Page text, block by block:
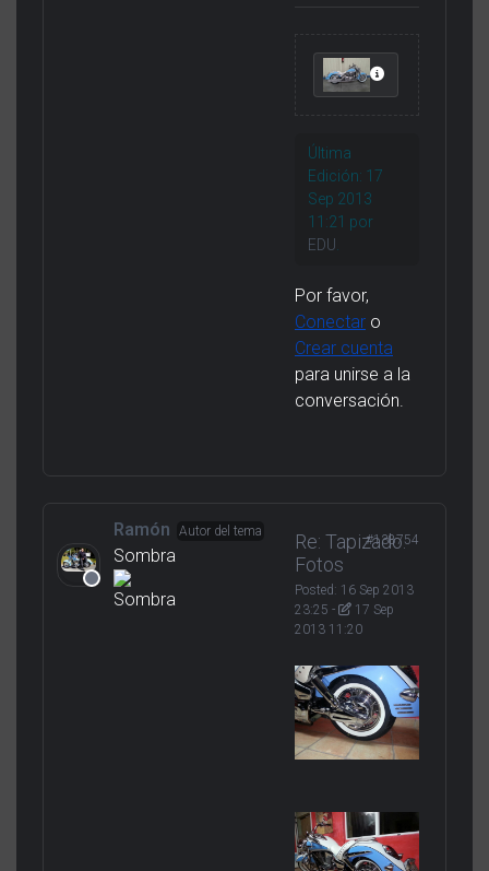
Última
Edición: 17
Sep 2013
11:21 por
EDU.
Por favor,
Conectar o
Crear cuenta
para unirse a la
conversación.
Ramón Autor del tema
Sombra
Re: Tapizado.
Fotos
Posted: 16 Sep 2013
23:25 -
17 Sep
2013 11:20
#138754